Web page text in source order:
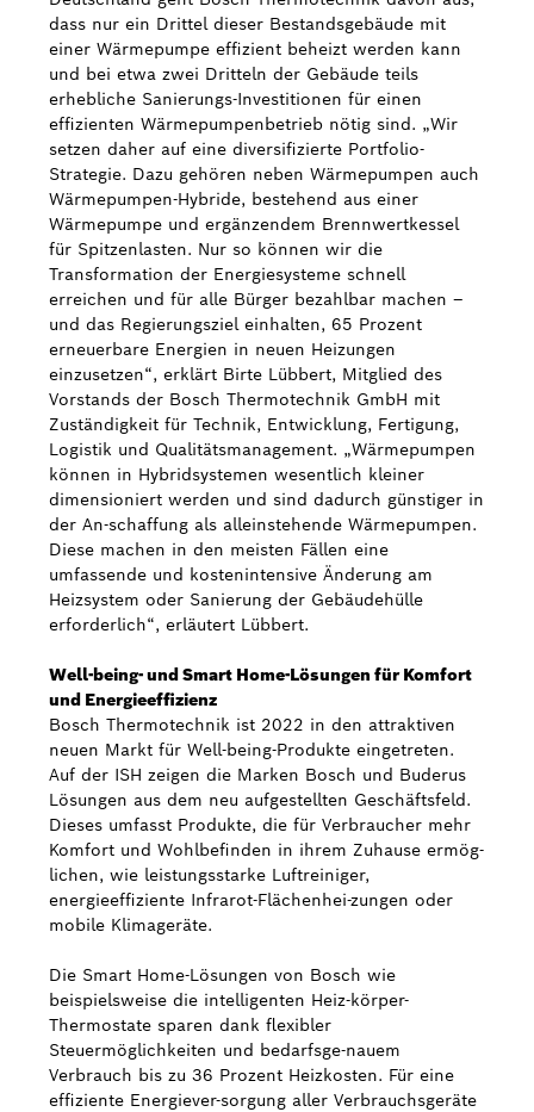
dass nur ein Drittel dieser Bestandsgebäude mit
einer Wärmepumpe effizient beheizt werden kann
und bei etwa zwei Dritteln der Gebäude teils
erhebliche Sanierungs-Investitionen für einen
effizienten Wärmepumpenbetrieb nötig sind. „Wir
setzen daher auf eine diversifizierte Portfolio-
Strategie. Dazu gehören neben Wärmepumpen auch
Wärmepumpen-Hybride, bestehend aus einer
Wärmepumpe und ergänzendem Brennwertkessel
für Spitzenlasten. Nur so können wir die
Transformation der Energiesysteme schnell
erreichen und für alle Bürger bezahlbar machen –
und das Regierungsziel einhalten, 65 Prozent
erneuerbare Energien in neuen Heizungen
einzusetzen“, erklärt Birte Lübbert, Mitglied des
Vorstands der Bosch Thermotechnik GmbH mit
Zuständigkeit für Technik, Entwicklung, Fertigung,
Logistik und Qualitätsmanagement. „Wärmepumpen
können in Hybridsystemen wesentlich kleiner
dimensioniert werden und sind dadurch günstiger in
der An-schaffung als alleinstehende Wärmepumpen.
Diese machen in den meisten Fällen eine
umfassende und kostenintensive Änderung am
Heizsystem oder Sanierung der Gebäudehülle
erforderlich“, erläutert Lübbert.
Well-being- und Smart Home-Lösungen für Komfort
und Energieeffizienz
Bosch Thermotechnik ist 2022 in den attraktiven
neuen Markt für Well-being-Produkte eingetreten.
Auf der ISH zeigen die Marken Bosch und Buderus
Lösungen aus dem neu aufgestellten Geschäftsfeld.
Dieses umfasst Produkte, die für Verbraucher mehr
Komfort und Wohlbefinden in ihrem Zuhause ermög-
lichen, wie leistungsstarke Luftreiniger,
energieeffiziente Infrarot-Flächenhei-zungen oder
mobile Klimageräte.
Die Smart Home-Lösungen von Bosch wie
beispielsweise die intelligenten Heiz-körper-
Thermostate sparen dank flexibler
Steuermöglichkeiten und bedarfsge-nauem
Verbrauch bis zu 36 Prozent Heizkosten. Für eine
effiziente Energiever-sorgung aller Verbrauchsgeräte